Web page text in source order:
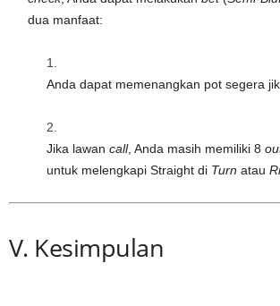
dua manfaat:
Anda dapat memenangkan pot segera
Jika lawan call, Anda masih memiliki 8
untuk melengkapi Straight di Turn atau
V. Kesimpulan